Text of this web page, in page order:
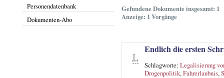
Personendatenbank
Dokumenten-Abo
Gefundene Dokumente insgesamt: 1
Anzeige: 1 Vorgänge
L
Endlich die ersten
Schlagworte: Legalisierung
Drogenpolitik,Fahrerlaubnis,